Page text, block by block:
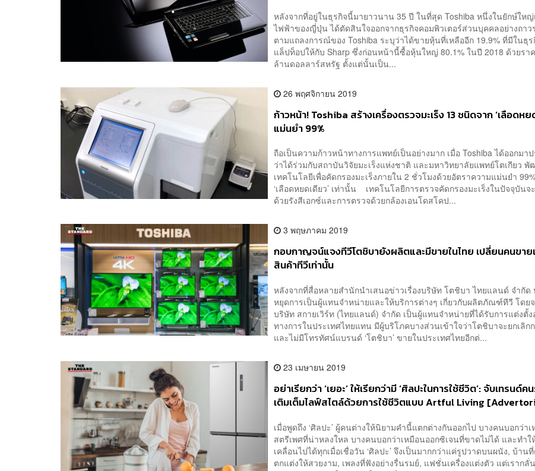
หลังจากที่อยู่ในธุรกิจนี้มายาวนาน 35 ปี ในที่สุด Toshiba หนึ่งในยักษ์ใหญ่
ไฟฟ้าของญี่ปุ่น ได้ตัดสินใจออกจากธุรกิจคอมพิวเตอร์ส่วนบุคคลอย่างถาว
ตามแถลงการณ์ของ Toshiba ระบุว่าได้ขายหุ้นที่เหลืออีก 19.9% ที่มีในธุร
แล็ปท็อปให้กับ Sharp ซึ่งก่อนหน้านี้ซื้อหุ้นใหญ่ 80.1% ในปี 2018 ด้วยรา
ล้านดอลลาร์สหรัฐ ตั้งแต่นั้นเป็น...
26 พฤศจิกายน 2019
ก้าวหน้า! Toshiba สร้างเครื่องตรวจมะเร็ง 13 ชนิดจาก ‘เลือดหย
แม่นยำ 99%
ถือเป็นความก้าวหน้าทางการแพทย์เป็นอย่างมาก เมื่อ Toshiba ได้ออกมา
ว่าได้ร่วมกับสถาบันวิจัยมะเร็งแห่งชาติ และมหาวิทยาลัยแพทย์โตเกียว พั
เทคโนโลยีเพื่อคัดกรองมะเร็งภายใน 2 ชั่วโมงด้วยอัตราความแม่นยำ
‘เลือดหยดเดียว’ เท่านั้น เทคโนโลยีการตรวจคัดกรองมะเร็งในปัจจุบันจ
ด้วยรังสีเอกซ์และการตรวจด้วยกล้องเอนโดสโคป...
3 พฤษภาคม 2019
กอบกาญจน์แจงทีวีโตชิบายังผลิตและมีขายในไทย เปลี่ยนคนขาย
สินค้าทีวีเท่านั้น
หลังจากที่สื่อหลายสำนักนำเสนอข่าวเรื่องบริษัท โตชิบา ไทยแลนด์ จำกัด
หยุดการเป็นผู้แทนจำหน่ายและให้บริการต่างๆ เกี่ยวกับผลิตภัณฑ์ทีวี โดย
บริษัท สกายเวิร์ท (ไทยแลนด์) จำกัด เป็นผู้แทนจำหน่ายที่ได้รับการแต่งตั้ง
ทางการในประเทศไทยแทน มีผู้บริโภคบางส่วนเข้าใจว่าโตชิบาจะยกเลิก
และไม่มีโทรทัศน์แบรนด์ ‘โตชิบา’ ขายในประเทศไทยอีกต่...
23 เมษายน 2019
อย่าเรียกว่า ‘เยอะ’ ให้เรียกว่ามี ‘ศิลปะในการใช้ชีวิต’: จับเทรนด์ค
เติมเต็มไลฟ์สไตล์ด้วยการใช้ชีวิตแบบ Artful Living
เมื่อพูดถึง ‘ศิลปะ’ ผู้คนต่างให้นิยามคำนี้แตกต่างกันออกไป บางคนบอกว่า
สตรีเพศที่น่าหลงใหล บางคนบอกว่าเหมือนออกซิเจนที่ขาดไม่ได้ และทำ
เคลื่อนไปได้ทุกเมื่อเชื่อวัน ‘ศิลปะ’ จึงเป็นมากกว่าแค่รูปวาดบนผนัง, บ้านที่
ตกแต่งให้สวยงาม, เพลงที่ฟังอย่างรื่นรมย์, แฟชั่นเครื่องแต่งตัว แต่เรากลั่